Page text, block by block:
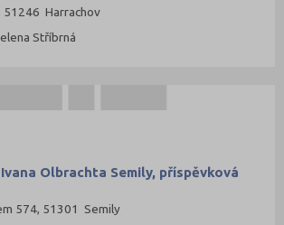
51246 Harrachov
Stříbrná
Olbrachta Semily, příspěvková
574, 51301 Semily